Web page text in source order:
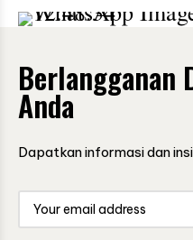
Berlangganan
Anda
Dapatkan informasi dan